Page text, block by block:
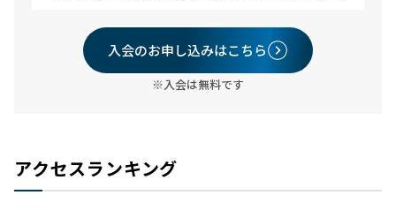
入会のお申し込みはこちら
※入会は無料です
アクセスランキング